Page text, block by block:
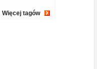
Więcej tagów